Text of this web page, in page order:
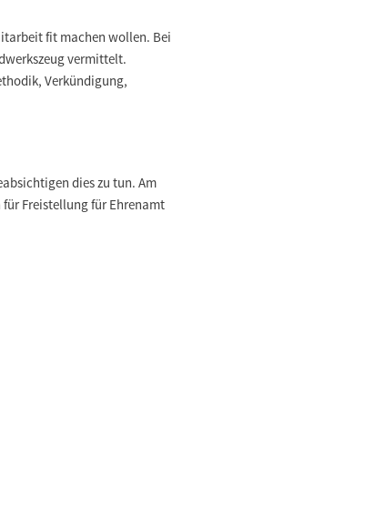
fit machen wollen. Bei
vermittelt.
Verkündigung,
dies zu tun. Am
Freistellung für Ehrenamt